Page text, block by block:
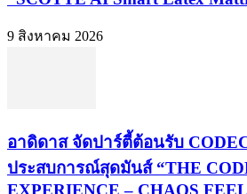
9 สิงหาคม 2026
อาดิดาส จัดปาร์ตี้ต้อนรับ
ประสบการณ์สุดมันส์ “THE
EXPERIENCE – CHAOS